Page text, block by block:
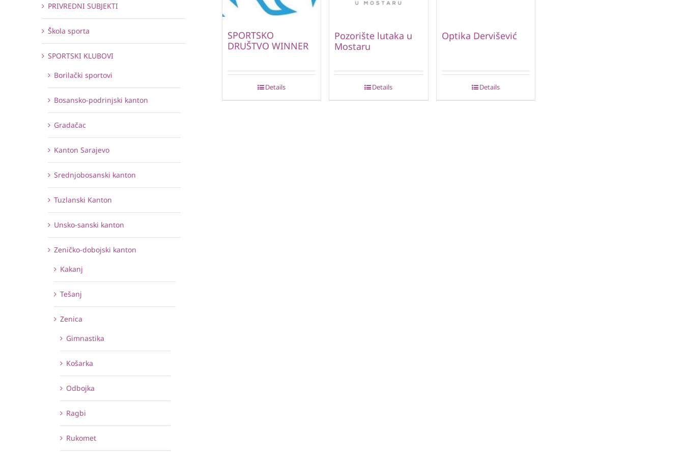
SPORTSKO
DRUŠTVO WINNER
Details
Pozorište lutaka u
Mostaru
Details
Optika Dervišević
Details
PRIVREDNI SUBJEKTI
Škola sporta
SPORTSKI KLUBOVI
Borilački sportovi
Bosansko-podrinjski kanton
Gradačac
Kanton Sarajevo
Srednjobosanski kanton
Tuzlanski Kanton
Unsko-sanski kanton
Zeničko-dobojski kanton
Kakanj
Tešanj
Zenica
Gimnastika
Košarka
Odbojka
Ragbi
Rukomet